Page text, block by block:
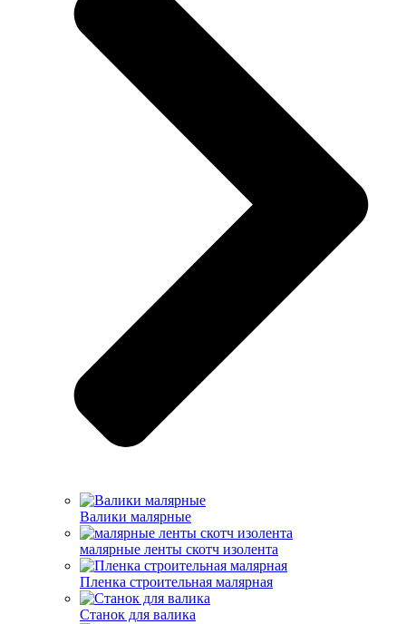
Валики малярные
малярные ленты скотч изолента
Пленка строительная малярная
Станок для валика